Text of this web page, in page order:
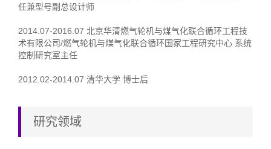
任兼型号副总设计师
2014.07-2016.07 北京华清燃气轮机与煤气化联合循环工程技
术有限公司/燃气轮机与煤气化联合循环国家工程研究中心 系统
控制研究室主任
2012.02-2014.07 清华大学 博士后
研究领域